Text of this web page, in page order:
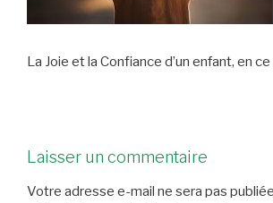
La Joie et la Confiance d’un enfant, en
Laisser un commentaire
Votre adresse e-mail ne sera pas